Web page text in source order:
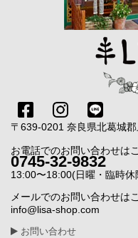
〒639-0201 奈良県北葛城
お電話でのお問い合わせは
0745-32-9832
13:00〜18:00(日曜・臨時休
メールでのお問い合わせは
info@lisa-shop.com
お問い合わせ